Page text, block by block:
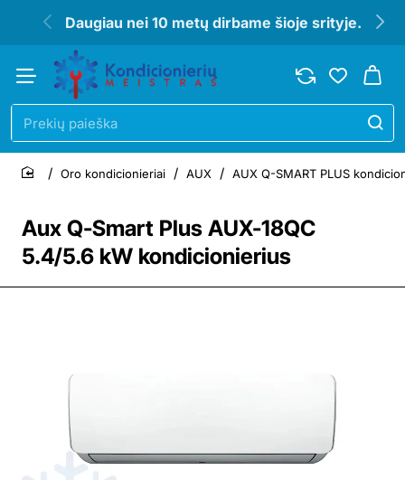
Daugiau nei 10 metų dirbame šioje srityje.
Prekių
paieška
Aux Q-Smart Plus AUX-18QC
5.4/5.6 kW kondicionierius
home
Oro kondicionieriai AUX AUX Q-SMART PLUS